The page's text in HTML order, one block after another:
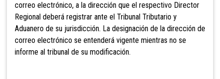
correo electrónico, a la dirección que el respectivo Director
Regional deberá registrar ante el Tribunal Tributario y
Aduanero de su jurisdicción. La designación de la dirección de
correo electrónico se entenderá vigente mientras no se
informe al tribunal de su modificación.